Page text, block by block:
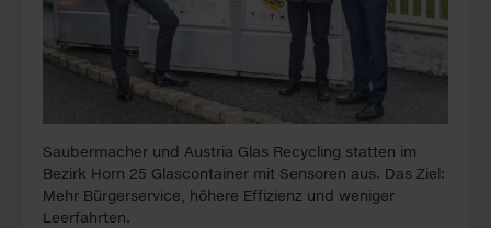
Saubermacher und Austria Glas Recycling statten im
Bezirk Horn 25 Glascontainer mit Sensoren aus. Das Ziel:
Mehr Bürgerservice, höhere Effizienz und weniger
Leerfahrten.